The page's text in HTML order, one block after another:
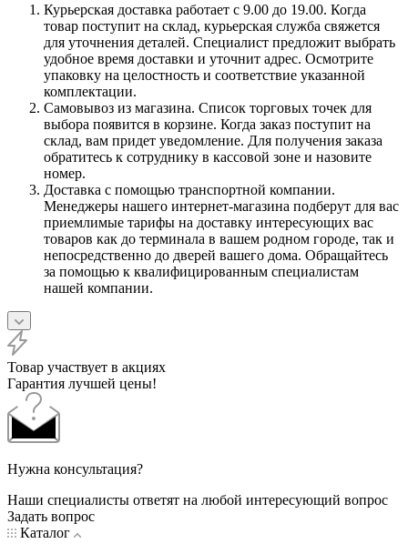
Курьерская доставка работает с 9.00 до 19.00. Когда
товар поступит на склад, курьерская служба свяжется
для уточнения деталей. Специалист предложит выбрать
удобное время доставки и уточнит адрес. Осмотрите
упаковку на целостность и соответствие указанной
комплектации.
Самовывоз из магазина. Список торговых точек для
выбора появится в корзине. Когда заказ поступит на
склад, вам придет уведомление. Для получения заказа
обратитесь к сотруднику в кассовой зоне и назовите
номер.
Доставка с помощью транспортной компании.
Менеджеры нашего интернет-магазина подберут для вас
приемлимые тарифы на доставку интересующих вас
товаров как до терминала в вашем родном городе, так и
непосредственно до дверей вашего дома. Обращайтесь
за помощью к квалифицированным специалистам
нашей компании.
Товар участвует в акциях
Гарантия лучшей цены!
Нужна консультация?
Наши специалисты ответят на любой интересующий вопрос
Задать вопрос
Каталог